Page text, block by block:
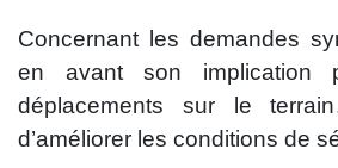
Concernant les demandes
en avant son implication
déplacements sur le
d’améliorer les conditions de